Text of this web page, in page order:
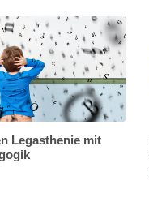
Legasthenie mit